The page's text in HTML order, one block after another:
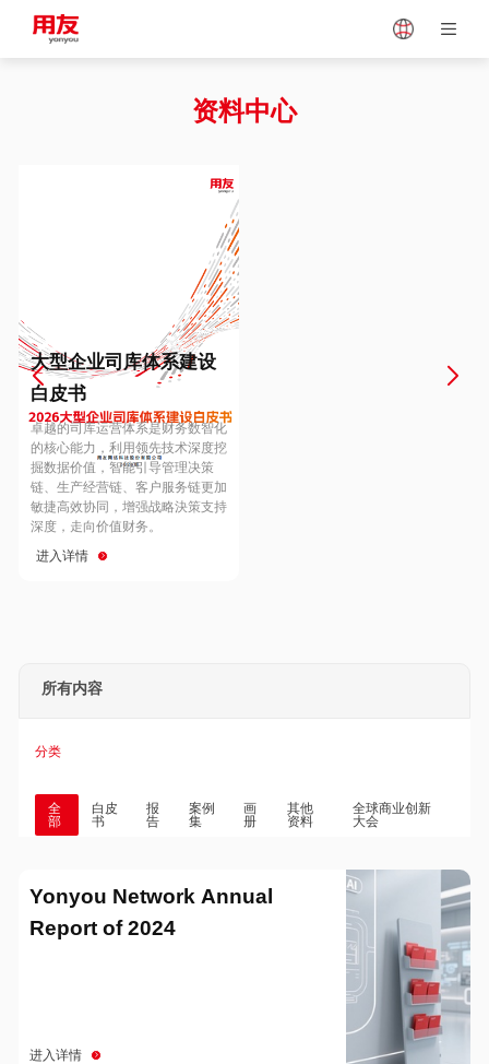
Vietnam
Europe
Hungary
Hong Kong
资料中心
大型企业司库体系建设
白皮书
卓越的司库运营体系是财务数智化
的核心能力，利用领先技术深度挖
掘数据价值，智能引导管理决策
链、生产经营链、客户服务链更加
敏捷高效协同，增强战略決策支持
深度，走向价值财务。
进入详情
所有内容
分类
全
部
白皮
书
报
告
案例
集
画
册
其他
资料
全球商业创新
大会
Yonyou Network Annual
Report of 2024
进入详情